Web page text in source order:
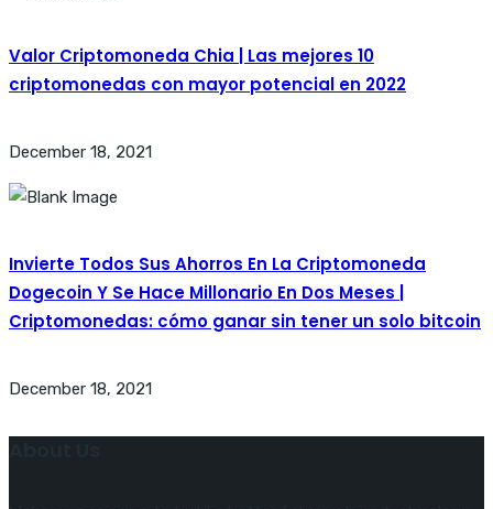
Valor Criptomoneda Chia | Las mejores 10
criptomonedas con mayor potencial en 2022
December 18, 2021
Invierte Todos Sus Ahorros En La Criptomoneda
Dogecoin Y Se Hace Millonario En Dos Meses |
Criptomonedas: cómo ganar sin tener un solo bitcoin
December 18, 2021